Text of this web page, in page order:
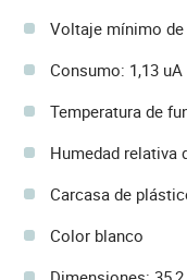
Voltaje mínimo de
Consumo: 1,13
Temperatura de
Humedad relativa
Carcasa de
Color blanco